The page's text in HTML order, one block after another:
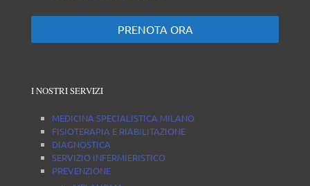
PRENOTA ORA
I NOSTRI SERVIZI
MEDICINA SPECIALISTICA MILANO
FISIOTERAPIA E RIABILITAZIONE
DIAGNOSTICA
SERVIZIO INFERMIERISTICO
PREVENZIONE